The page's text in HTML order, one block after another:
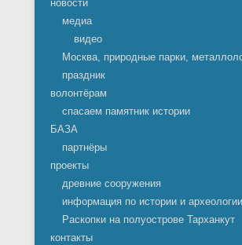
новости
медиа
видео
Москва, природные парки,
праздник
волонтёрам
спасаем памятник истории
БАЗА
партнёры
проекты
древние сооружения
информация по истории и археологии
Раскопки на полуострове Тарханкут
контакты